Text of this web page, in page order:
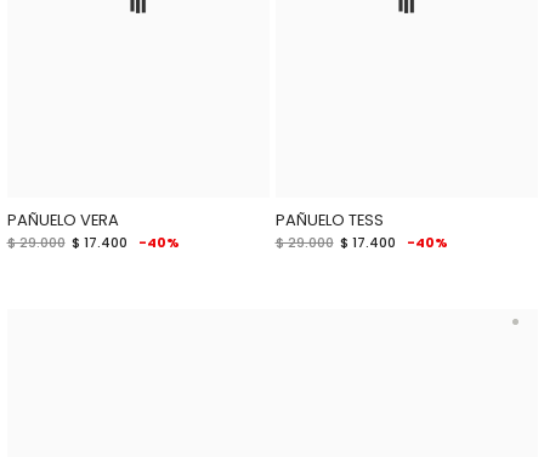
PAÑUELO VERA
$ 29.000 $ 17.400 -40%
PAÑUELO TESS
$ 29.000 $ 17.400 -40%